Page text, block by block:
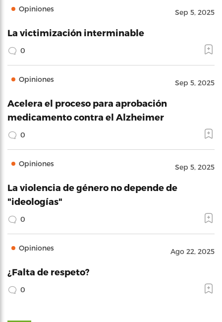
Opiniones Sep 5, 2025
La victimización interminable
0
Opiniones Sep 5, 2025
Acelera el proceso para aprobación
medicamento contra el Alzheimer
0
Opiniones Sep 5, 2025
La violencia de género no depende de
"ideologías"
0
Opiniones Ago 22, 2025
¿Falta de respeto?
0